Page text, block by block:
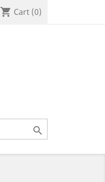
shopping_cart Cart (0)
